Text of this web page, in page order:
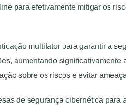
para efetivamente mitigar os
multifator para garantir a
aumentando
sobre os riscos e evitar
de segurança cibernética